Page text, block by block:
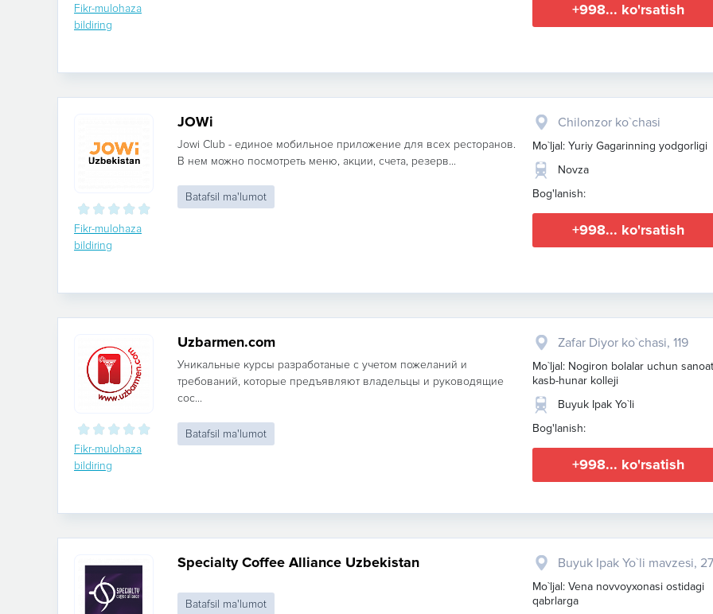
Fikr-mulohaza
bildiring
+998... ko'rsatish
Fikr-mulohaza
bildiring
JOWi
Jowi Club - единое мобильное приложение для всех ресторанов.
В нем можно посмотреть меню, акции, счета, резерв...
Batafsil ma'lumot
Chilonzor ko`chasi
Mo`ljal: Yuriy Gagarinning yodgorligi
Novza
Bog'lanish:
+998... ko'rsatish
Fikr-mulohaza
bildiring
Uzbarmen.com
Уникальные курсы разработаные с учетом пожеланий и
требований, которые предъявляют владельцы и руководящие
сос...
Batafsil ma'lumot
Zafar Diyor ko`chasi, 119
Mo`ljal: Nogiron bolalar uchun sanoat
kasb-hunar kolleji
Buyuk Ipak Yo`li
Bog'lanish:
+998... ko'rsatish
Specialty Coffee Alliance Uzbekistan
Batafsil ma'lumot
Buyuk Ipak Yo`li mavzesi, 27
Mo`ljal: Vena novvoyxonasi ostidagi
qabrlarga